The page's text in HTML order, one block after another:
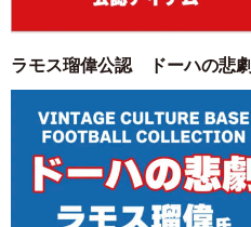
ラモス瑠偉公認 ドーハの悲劇